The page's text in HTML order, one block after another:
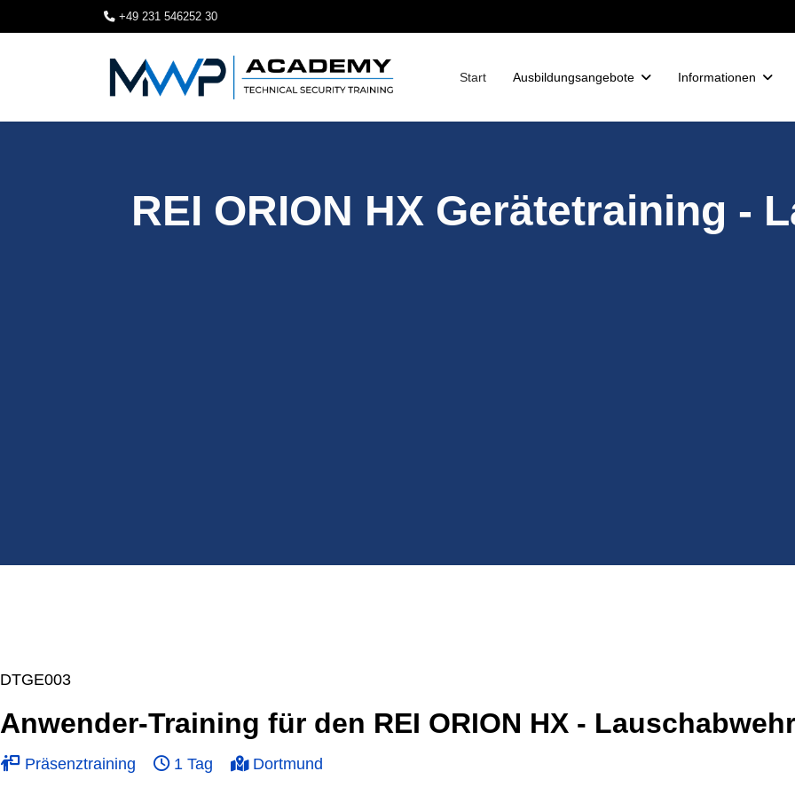
+49 231 546252 30
Start Ausbildungsangebote Informationen
REI ORION HX Gerätetraining -
DTGE003
Anwender-Training für den REI ORION HX - Lauschabwehr
Präsenztraining 1 Tag Dortmund